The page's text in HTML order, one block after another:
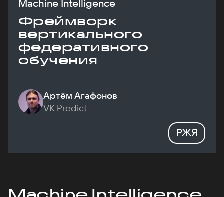
Machine Intelligence
Фреймворк
вертикального
федеративного
обучения
Артём Агафонов
VK Predict
РЖЯ